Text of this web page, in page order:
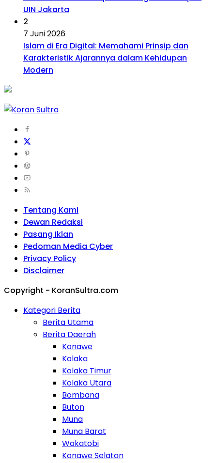
UIN Jakarta
2
7 Juni 2026
Islam di Era Digital: Memahami Prinsip dan
Karakteristik Ajarannya dalam Kehidupan
Modern
Tentang Kami
Dewan Redaksi
Pasang Iklan
Pedoman Media Cyber
Privacy Policy
Disclaimer
Copyright - KoranSultra.com
Kategori Berita
Berita Utama
Berita Daerah
Konawe
Kolaka
Kolaka Timur
Kolaka Utara
Bombana
Buton
Muna
Muna Barat
Wakatobi
Konawe Selatan